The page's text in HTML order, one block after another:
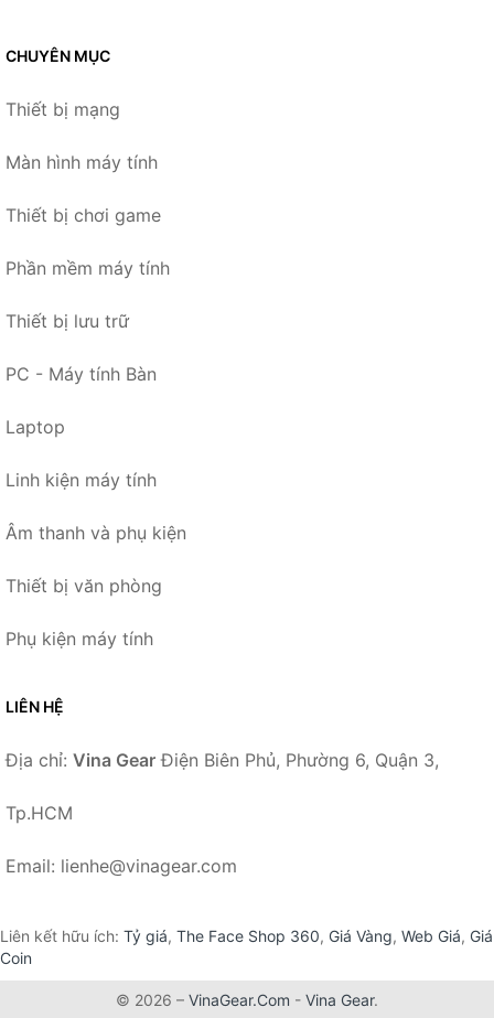
CHUYÊN MỤC
Thiết bị mạng
Màn hình máy tính
Thiết bị chơi game
Phần mềm máy tính
Thiết bị lưu trữ
PC - Máy tính Bàn
Laptop
Linh kiện máy tính
Âm thanh và phụ kiện
Thiết bị văn phòng
Phụ kiện máy tính
LIÊN HỆ
Địa chỉ: Vina Gear Điện Biên Phủ, Phường 6, Quận 3,
Tp.HCM
Email: lienhe@vinagear.com
Liên kết hữu ích: Tỷ giá, The Face Shop 360, Giá Vàng, Web Giá, Giá
Coin
© 2026 – VinaGear.Com - Vina Gear.